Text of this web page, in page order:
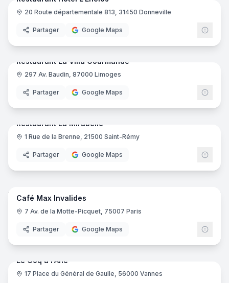
20 Route départementale 813, 31450 Donneville
Partager Google Maps
18
Restaurant La Villa Gourmande
297 Av. Baudin, 87000 Limoges
Partager Google Maps
Restaurant La Mirabelle
1 Rue de la Brenne, 21500 Saint-Rémy
Partager Google Maps
5
Café Max Invalides
7 Av. de la Motte-Picquet, 75007 Paris
Partager Google Maps
Le Coq à l'Ane
17 Place du Général de Gaulle, 56000 Vannes